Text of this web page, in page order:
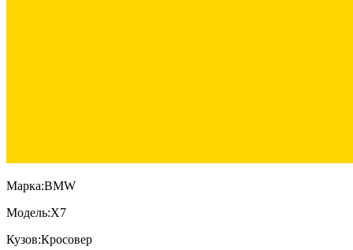
Марка:BMW
Модель:X7
Кузов:Кросовер